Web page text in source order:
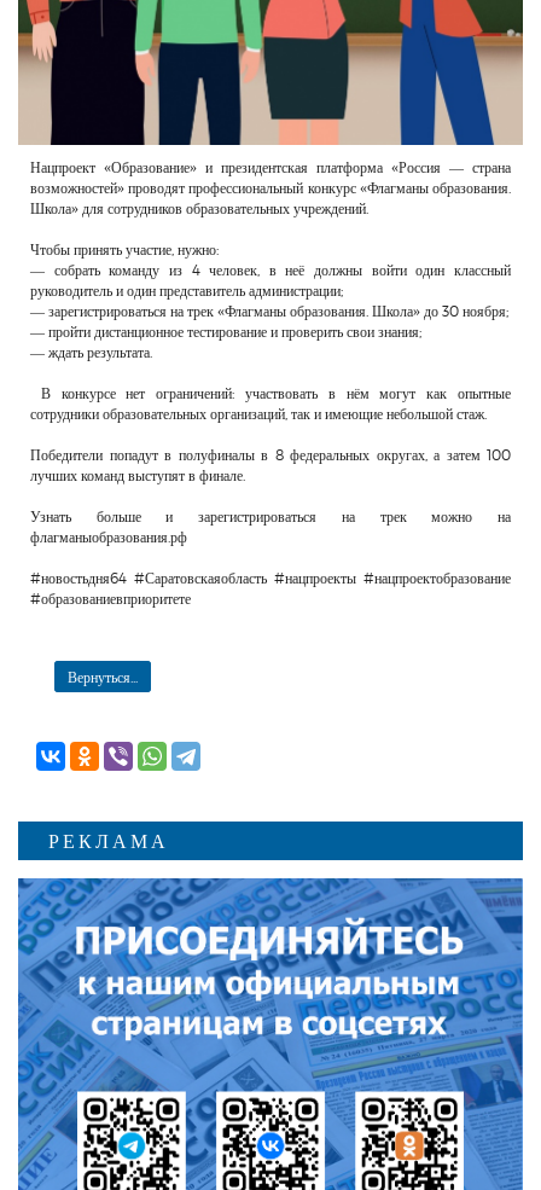
Нацпроект «Образование» и президентская платформа «Россия — страна
возможностей» проводят профессиональный конкурс «Флагманы образования.
Школа» для сотрудников образовательных учреждений.
Чтобы принять участие, нужно:
— собрать команду из 4 человек, в неё должны войти один классный
руководитель и один представитель администрации;
— зарегистрироваться на трек «Флагманы образования. Школа» до 30 ноября;
— пройти дистанционное тестирование и проверить свои знания;
— ждать результата.
В конкурсе нет ограничений: участвовать в нём могут как опытные
сотрудники образовательных организаций, так и имеющие небольшой стаж.
Победители попадут в полуфиналы в 8 федеральных округах, а затем 100
лучших команд выступят в финале.
Узнать больше и зарегистрироваться на трек можно на
флагманыобразования.рф
#новостьдня64 #Саратовскаяобласть #нацпроекты #нацпроектобразование
#образованиевприоритете
Вернуться...
РЕКЛАМА